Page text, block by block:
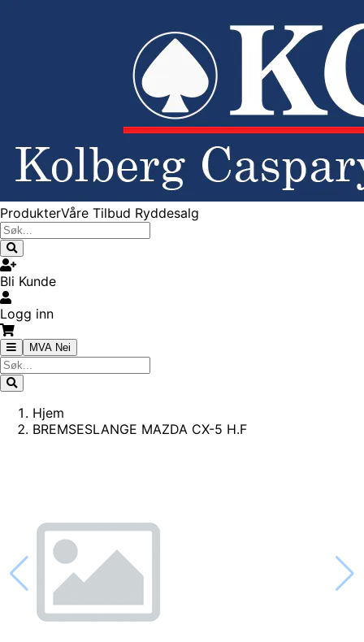
ProdukterVåre Tilbud Ryddesalg
Bli Kunde
Logg inn
MVA Nei
Hjem
BREMSESLANGE MAZDA CX-5 H.F